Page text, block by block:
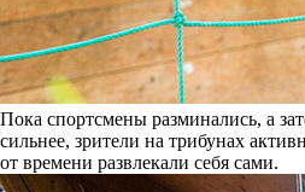
Пока спортсмены разминались, а
сильнее, зрители на трибунах
от времени развлекали себя сами.